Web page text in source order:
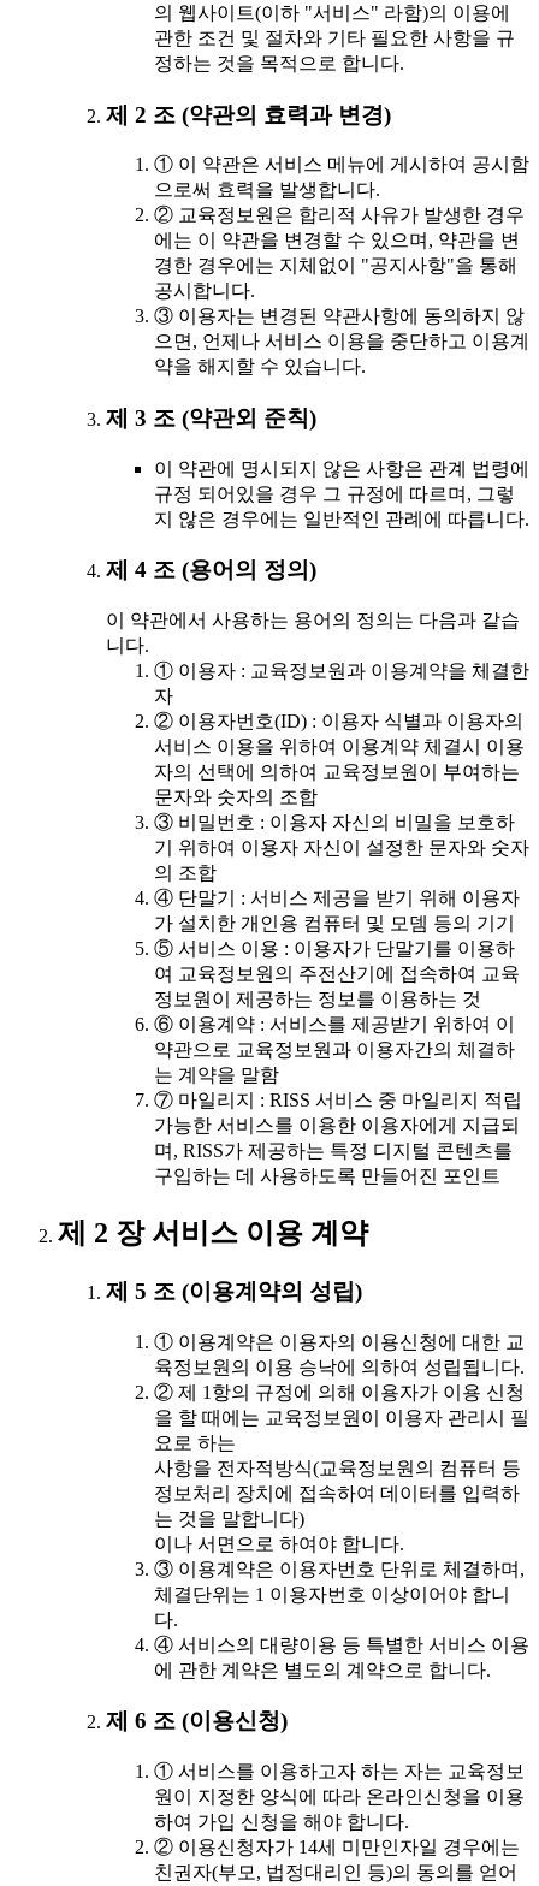
의 웹사이트(이하 "서비스" 라함)의 이용에
관한 조건 및 절차와 기타 필요한 사항을 규
정하는 것을 목적으로 합니다.
제 2 조 (약관의 효력과 변경)
① 이 약관은 서비스 메뉴에 게시하여 공시함
으로써 효력을 발생합니다.
② 교육정보원은 합리적 사유가 발생한 경우
에는 이 약관을 변경할 수 있으며, 약관을 변
경한 경우에는 지체없이 "공지사항"을 통해
공시합니다.
③ 이용자는 변경된 약관사항에 동의하지 않
으면, 언제나 서비스 이용을 중단하고 이용계
약을 해지할 수 있습니다.
제 3 조 (약관외 준칙)
이 약관에 명시되지 않은 사항은 관계 법령에
규정 되어있을 경우 그 규정에 따르며, 그렇
지 않은 경우에는 일반적인 관례에 따릅니다.
제 4 조 (용어의 정의)
이 약관에서 사용하는 용어의 정의는 다음과 같습
니다.
① 이용자 : 교육정보원과 이용계약을 체결한
자
② 이용자번호(ID) : 이용자 식별과 이용자의
서비스 이용을 위하여 이용계약 체결시 이용
자의 선택에 의하여 교육정보원이 부여하는
문자와 숫자의 조합
③ 비밀번호 : 이용자 자신의 비밀을 보호하
기 위하여 이용자 자신이 설정한 문자와 숫자
의 조합
④ 단말기 : 서비스 제공을 받기 위해 이용자
가 설치한 개인용 컴퓨터 및 모뎀 등의 기기
⑤ 서비스 이용 : 이용자가 단말기를 이용하
여 교육정보원의 주전산기에 접속하여 교육
정보원이 제공하는 정보를 이용하는 것
⑥ 이용계약 : 서비스를 제공받기 위하여 이
약관으로 교육정보원과 이용자간의 체결하
는 계약을 말함
⑦ 마일리지 : RISS 서비스 중 마일리지 적립
가능한 서비스를 이용한 이용자에게 지급되
며, RISS가 제공하는 특정 디지털 콘텐츠를
구입하는 데 사용하도록 만들어진 포인트
제 2 장 서비스 이용 계약
제 5 조 (이용계약의 성립)
① 이용계약은 이용자의 이용신청에 대한 교
육정보원의 이용 승낙에 의하여 성립됩니다.
② 제 1항의 규정에 의해 이용자가 이용 신청
을 할 때에는 교육정보원이 이용자 관리시 필
요로 하는
사항을 전자적방식(교육정보원의 컴퓨터 등
정보처리 장치에 접속하여 데이터를 입력하
는 것을 말합니다)
이나 서면으로 하여야 합니다.
③ 이용계약은 이용자번호 단위로 체결하며,
체결단위는 1 이용자번호 이상이어야 합니
다.
④ 서비스의 대량이용 등 특별한 서비스 이용
에 관한 계약은 별도의 계약으로 합니다.
제 6 조 (이용신청)
① 서비스를 이용하고자 하는 자는 교육정보
원이 지정한 양식에 따라 온라인신청을 이용
하여 가입 신청을 해야 합니다.
② 이용신청자가 14세 미만인자일 경우에는
친권자(부모, 법정대리인 등)의 동의를 얻어